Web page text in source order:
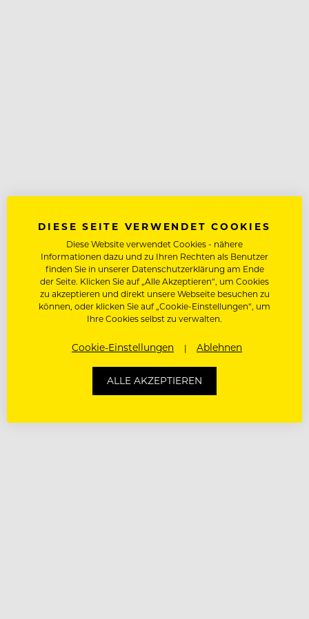
DIESE SEITE VERWENDET COOKIES
Diese Website verwendet Cookies - nähere
Informationen dazu und zu Ihren Rechten als Benutzer
finden Sie in unserer Datenschutzerklärung am Ende
der Seite. Klicken Sie auf „Alle Akzeptieren“, um Cookies
zu akzeptieren und direkt unsere Webseite besuchen zu
können, oder klicken Sie auf „Cookie-Einstellungen“, um
Ihre Cookies selbst zu verwalten.
Cookie-Einstellungen Ablehnen
ALLE AKZEPTIEREN